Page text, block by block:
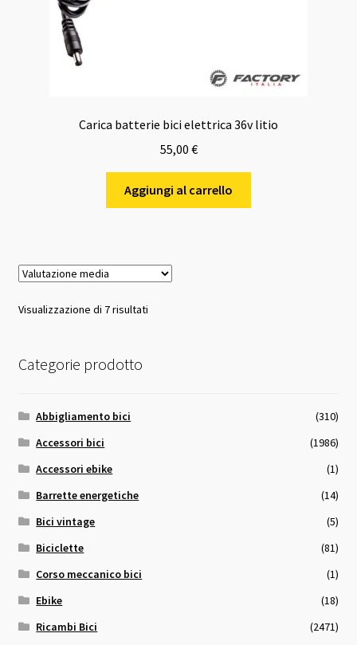
Carica batterie bici elettrica 36v litio
55,00 €
Aggiungi al carrello
Visualizzazione di 7 risultatiValutazione
Categorie prodotto
Abbigliamento bici
(310)
Accessori bici
(1986)
Accessori ebike
(1)
Barrette energetiche
(14)
Bici vintage
(5)
Biciclette
(81)
Corso meccanico bici
(1)
Ebike
(18)
Ricambi Bici
(2471)